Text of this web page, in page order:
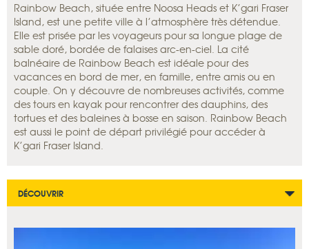
Rainbow Beach, située entre Noosa Heads et K’gari Fraser
Island, est une petite ville à l’atmosphère très détendue.
Elle est prisée par les voyageurs pour sa longue plage de
sable doré, bordée de falaises arc-en-ciel. La cité
balnéaire de Rainbow Beach est idéale pour des
vacances en bord de mer, en famille, entre amis ou en
couple. On y découvre de nombreuses activités, comme
des tours en kayak pour rencontrer des dauphins, des
tortues et des baleines à bosse en saison. Rainbow Beach
est aussi le point de départ privilégié pour accéder à
K’gari Fraser Island.
DÉCOUVRIR